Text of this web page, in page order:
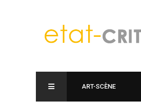
ART-SCÈNE